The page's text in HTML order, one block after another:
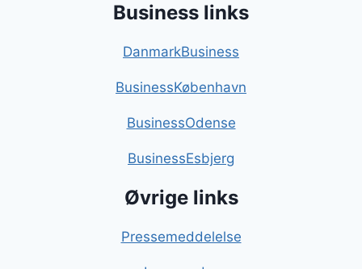
Business links
DanmarkBusiness
BusinessKøbenhavn
BusinessOdense
BusinessEsbjerg
Øvrige links
Pressemeddelelse